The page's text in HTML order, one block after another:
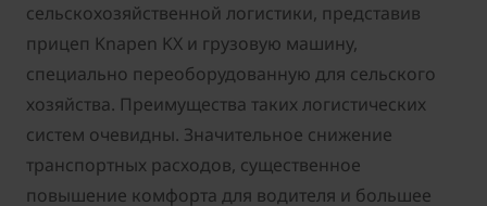
сельскохозяйственной логистики, представив
прицеп Knapen KX и грузовую машину,
специально переоборудованную для сельского
хозяйства. Преимущества таких логистических
систем очевидны. Значительное снижение
транспортных расходов, существенное
повышение комфорта для водителя и большее